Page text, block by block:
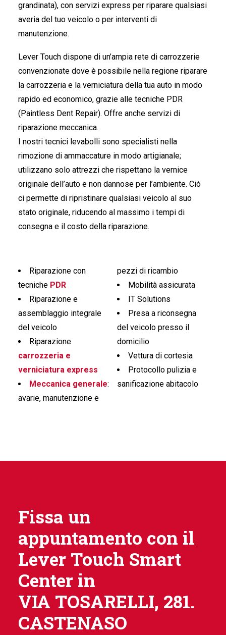
grandinata), con servizi express per riparare qualsiasi
averia del tuo veicolo o per interventi di
manutenzione.
Lever Touch dispone di un’ampia rete di carrozzerie
convenzionate dove è possibile nella regione riparare
la carrozzeria e la verniciatura della tua auto in modo
rapido ed economico, grazie alle tecniche PDR
(Paintless Dent Repair). Offre anche servizi di
riparazione meccanica.
I nostri tecnici levabolli sono specialisti nella
rimozione di ammaccature in modo artigianale;
utilizzano solo attrezzi che rispettano la vernice
originale dell’auto e non dannose per l’ambiente. Ciò
ci permette di ripristinare qualsiasi veicolo al suo
stato originale, riducendo al massimo i tempi di
consegna e il costo della riparazione.
Riparazione con
tecniche PDR
Riparazione e
assemblaggio integrale
del veicolo
Riparazione
carrozzeria e
verniciatura express
Meccanica generale:
avarie, manutenzione e
pezzi di ricambio
Mobilità assicurata
IT Solutions
Presa a riconsegna
del veicolo presso il
domicilio
Vettura di cortesia
Protocollo pulizia e
sanificazione abitacolo
Fissa un
appuntamento con il
Lever Touch Smart
Center in
VIA TOSARELLI, 281.
CASTENASO